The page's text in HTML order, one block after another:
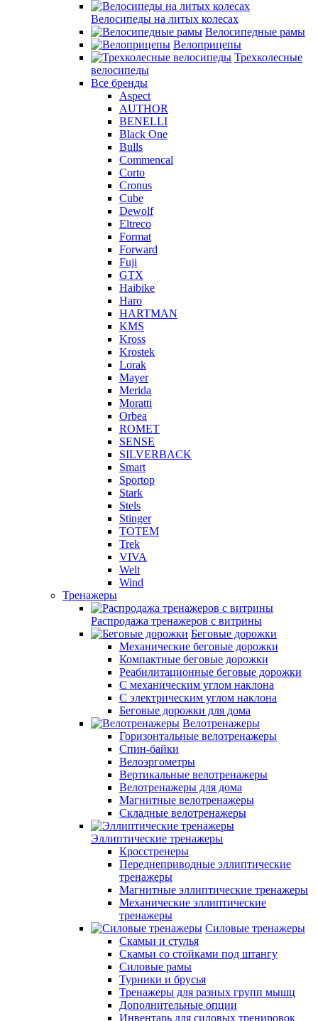
Велосипеды на литых колесах
Велосипедные рамы
Велоприцепы
Трехколесные
велосипеды
Все бренды
Aspect
AUTHOR
BENELLI
Black One
Bulls
Commencal
Corto
Cronus
Cube
Dewolf
Eltreco
Format
Forward
Fuji
GTX
Haibike
Haro
HARTMAN
KMS
Kross
Krostek
Lorak
Mayer
Merida
Moratti
Orbea
ROMET
SENSE
SILVERBACK
Smart
Sportop
Stark
Stels
Stinger
TOTEM
Trek
VIVA
Welt
Wind
Тренажеры
Распродажа тренажеров с витрины
Беговые дорожки
Механические беговые дорожки
Компактные беговые дорожки
Реабилитационные беговые дорожки
С механическим углом наклона
С электрическим углом наклона
Беговые дорожки для дома
Велотренажеры
Горизонтальные велотренажеры
Спин-байки
Велоэргометры
Вертикальные велотренажеры
Велотренажеры для дома
Магнитные велотренажеры
Складные велотренажеры
Эллиптические тренажеры
Кросстренеры
Переднеприводные эллиптические
тренажеры
Магнитные эллиптические тренажеры
Механические эллиптические
тренажеры
Силовые тренажеры
Скамьи и стулья
Скамьи со стойками под штангу
Силовые рамы
Турники и брусья
Тренажеры для разных групп мышц
Дополнительные опции
Инвентарь для силовых тренировок